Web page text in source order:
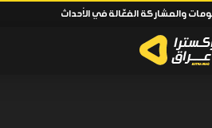
والمشاركة الفعّالة في الأحداث